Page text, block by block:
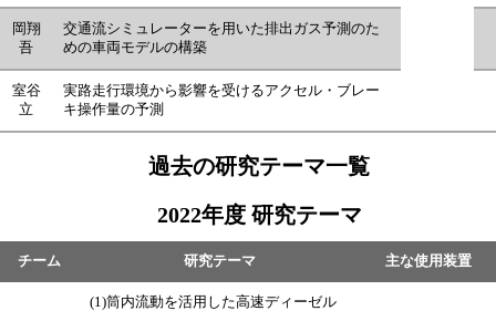
岡翔
吾
交通流シミュレーターを用いた排出ガス予測のた
めの車両モデルの構築
室谷
立
実路走行環境から影響を受けるアクセル・ブレー
キ操作量の予測
過去の研究テーマ一覧
2022年度 研究テーマ
チーム 研究テーマ 主な使用装置
(1)筒内流動を活用した高速ディーゼル